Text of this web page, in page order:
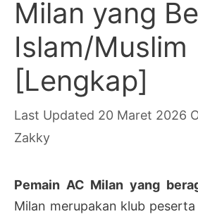
Milan yang
Islam/Muslim
[Lengkap]
20 Maret 2026
Zakky
Pemain AC Milan yang
Milan merupakan klub peserta